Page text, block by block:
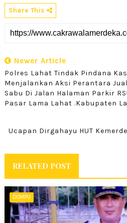
Share This
Newer Article
Polres Lahat Tindak Pindana
Menjalankan Aksi Perantara
Sabu Di Jalan Halaman Parkir
Pasar Lama Lahat .Kabupaten
Ucapan Dirgahayu HUT
RELATED POST
DOMPU